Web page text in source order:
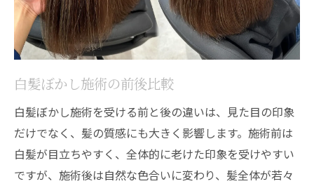
白髪ぼかし施術の前後比較
白髪ぼかし施術を受ける前と後の違いは、見た目の印象
だけでなく、髪の質感にも大きく影響します。施術前は
白髪が目立ちやすく、全体的に老けた印象を受けやすい
ですが、施術後は自然な色合いに変わり、髪全体が若々